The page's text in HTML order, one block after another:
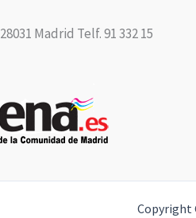
Madrid Telf. 91 332 15
Copyright